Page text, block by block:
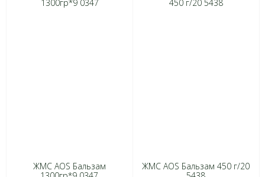
ЖМС AOS Бальзам
ЖМС AOS Бальзам 450 г/20